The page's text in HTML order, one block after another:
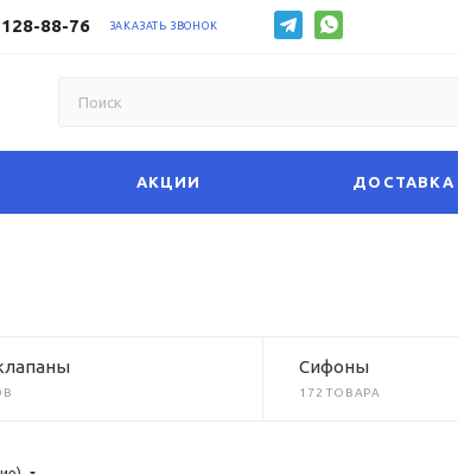
88-76 ЗАКАЗАТЬ ЗВОНОК
АКЦИИ ДОСТАВКА
Сифоны
172 ТОВАРА